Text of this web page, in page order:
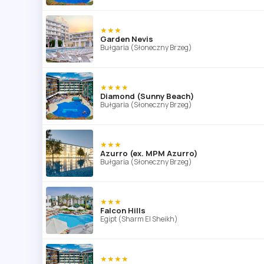
★★★
Garden Nevis
Bułgaria (Słoneczny Brzeg)
★★★★
Diamond (Sunny Beach)
Bułgaria (Słoneczny Brzeg)
★★★
Azurro (ex. MPM Azurro)
Bułgaria (Słoneczny Brzeg)
★★★
Falcon Hills
Egipt (Sharm El Sheikh)
★★★★